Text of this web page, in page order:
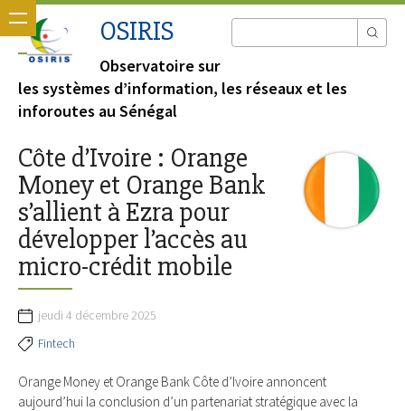
OSIRIS
Observatoire sur
les systèmes d’information, les réseaux et les
inforoutes au Sénégal
Côte d’Ivoire : Orange
Money et Orange Bank
s’allient à Ezra pour
développer l’accès au
micro-crédit mobile
jeudi 4 décembre 2025
Fintech
Orange Money et Orange Bank Côte d’Ivoire annoncent
aujourd’hui la conclusion d’un partenariat stratégique avec la